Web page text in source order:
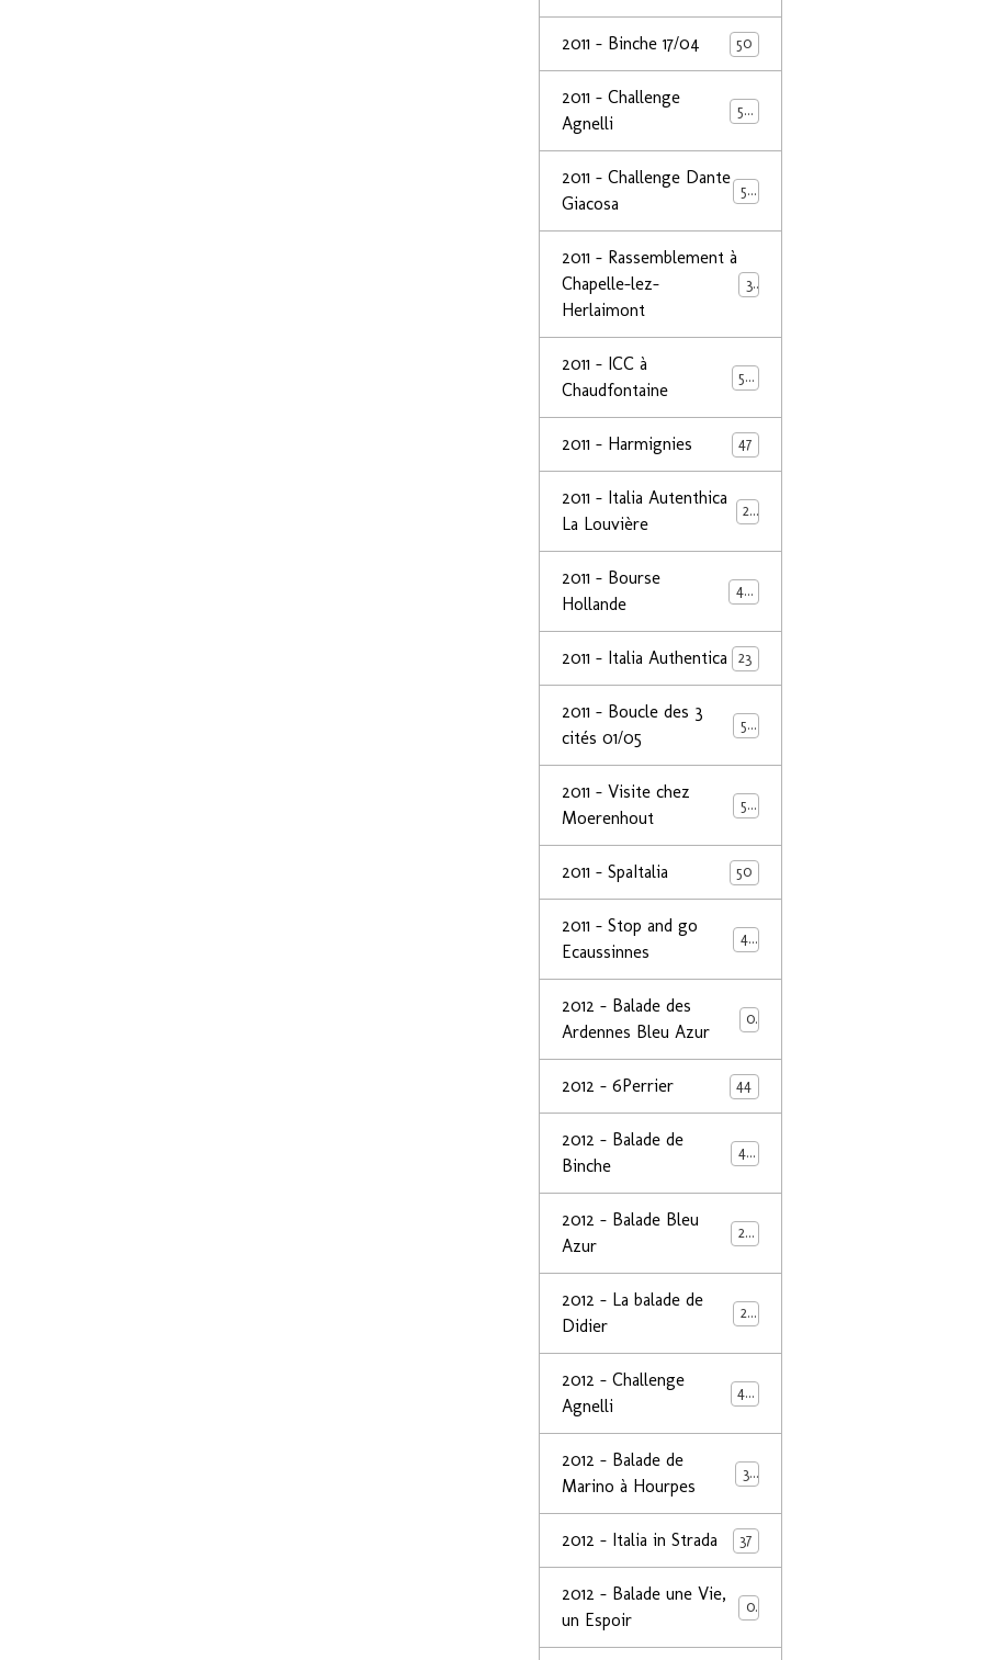
2011 - Binche 17/04 50
2011 - Challenge
Agnelli
50
2011 - Challenge Dante
Giacosa
50
2011 - Rassemblement à
Chapelle-lez-
Herlaimont
32
2011 - ICC à
Chaudfontaine
50
2011 - Harmignies 47
2011 - Italia Autenthica
La Louvière
23
2011 - Bourse
Hollande
40
2011 - Italia Authentica 23
2011 - Boucle des 3
cités 01/05
50
2011 - Visite chez
Moerenhout
50
2011 - SpaItalia 50
2011 - Stop and go
Ecaussinnes
44
2012 - Balade des
Ardennes Bleu Azur
0
2012 - 6Perrier 44
2012 - Balade de
Binche
48
2012 - Balade Bleu
Azur
26
2012 - La balade de
Didier
25
2012 - Challenge
Agnelli
44
2012 - Balade de
Marino à Hourpes
39
2012 - Italia in Strada 37
2012 - Balade une Vie,
un Espoir
0